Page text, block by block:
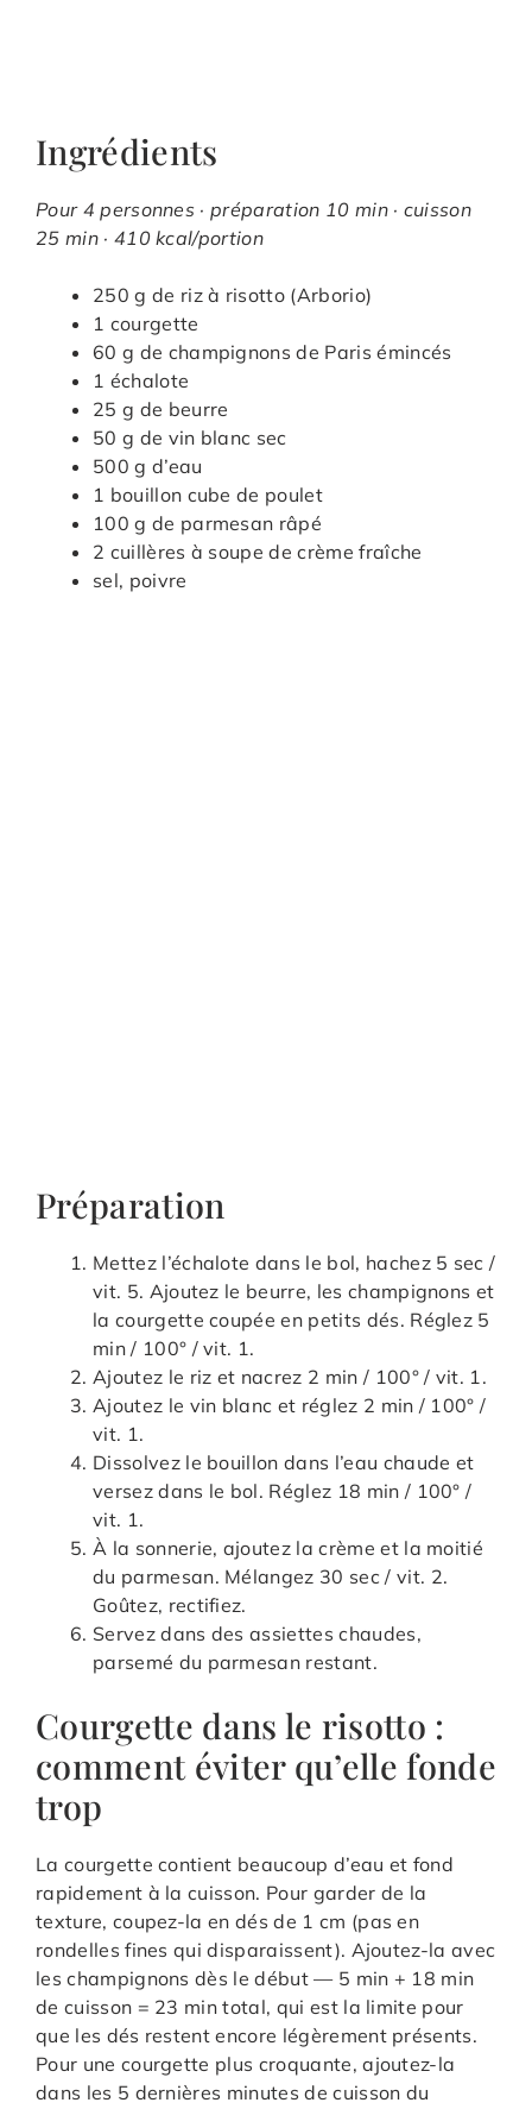
Ingrédients
Pour 4 personnes · préparation 10 min · cuisson
25 min · 410 kcal/portion
250 g de riz à risotto (Arborio)
1 courgette
60 g de champignons de Paris émincés
1 échalote
25 g de beurre
50 g de vin blanc sec
500 g d’eau
1 bouillon cube de poulet
100 g de parmesan râpé
2 cuillères à soupe de crème fraîche
sel, poivre
Préparation
Mettez l’échalote dans le bol, hachez 5 sec /
vit. 5. Ajoutez le beurre, les champignons et
la courgette coupée en petits dés. Réglez 5
min / 100° / vit. 1.
Ajoutez le riz et nacrez 2 min / 100° / vit. 1.
Ajoutez le vin blanc et réglez 2 min / 100° /
vit. 1.
Dissolvez le bouillon dans l’eau chaude et
versez dans le bol. Réglez 18 min / 100° /
vit. 1.
À la sonnerie, ajoutez la crème et la moitié
du parmesan. Mélangez 30 sec / vit. 2.
Goûtez, rectifiez.
Servez dans des assiettes chaudes,
parsemé du parmesan restant.
Courgette dans le risotto :
comment éviter qu’elle fonde
trop
La courgette contient beaucoup d’eau et fond
rapidement à la cuisson. Pour garder de la
texture, coupez-la en dés de 1 cm (pas en
rondelles fines qui disparaissent). Ajoutez-la avec
les champignons dès le début — 5 min + 18 min
de cuisson = 23 min total, qui est la limite pour
que les dés restent encore légèrement présents.
Pour une courgette plus croquante, ajoutez-la
dans les 5 dernières minutes de cuisson du